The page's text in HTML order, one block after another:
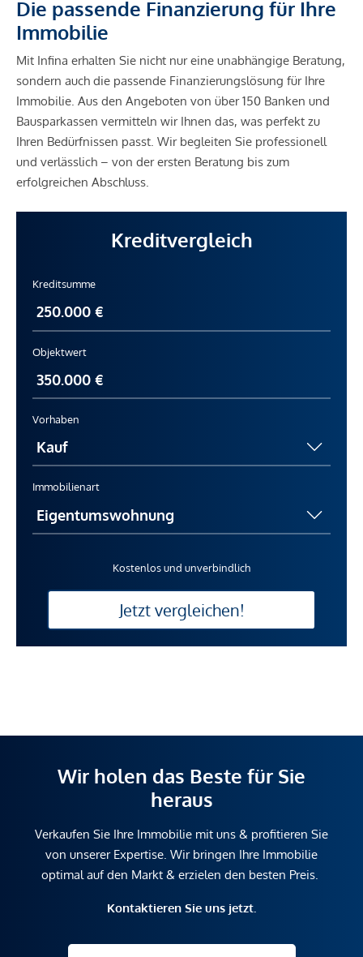
Die passende Finanzierung für Ihre
Immobilie
Mit Infina erhalten Sie nicht nur eine unabhängige Beratung,
sondern auch die passende Finanzierungslösung für Ihre
Immobilie. Aus den Angeboten von über 150 Banken und
Bausparkassen vermitteln wir Ihnen das, was perfekt zu
Ihren Bedürfnissen passt. Wir begleiten Sie professionell
und verlässlich – von der ersten Beratung bis zum
erfolgreichen Abschluss.
Kreditvergleich
Kreditsumme
Objektwert
Vorhaben
Immobilienart
Kostenlos und unverbindlich
Jetzt vergleichen!
Wir holen das Beste für Sie
heraus
Verkaufen Sie Ihre Immobilie mit uns & profitieren Sie
von unserer Expertise. Wir bringen Ihre Immobilie
optimal auf den Markt & erzielen den besten Preis.
Kontaktieren Sie uns jetzt.